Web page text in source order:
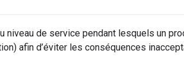
niveau de service pendant lesquels un
afin d’éviter les conséquences